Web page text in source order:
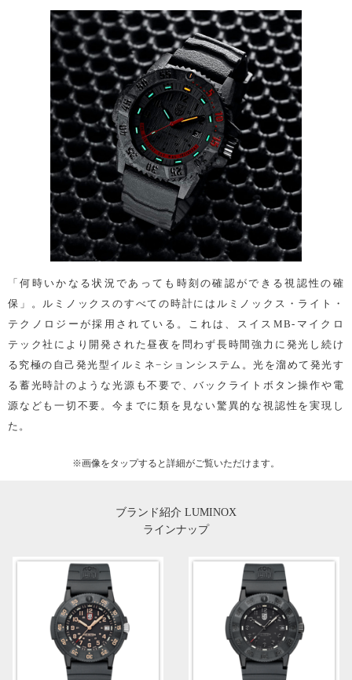
「何時いかなる状況であっても時刻の確認ができる視認性の確
保」。ルミノックスのすべての時計にはルミノックス・ライト・
テクノロジーが採用されている。これは、スイスMB-マイクロ
テック社により開発された昼夜を問わず長時間強力に発光し続け
る究極の自己発光型イルミネ−ションシステム。光を溜めて発光す
る蓄光時計のような光源も不要で、バックライトボタン操作や電
源なども一切不要。今までに類を見ない驚異的な視認性を実現し
た。
※画像をタップすると詳細がご覧いただけます。
ブランド紹介 LUMINOX
ラインナップ